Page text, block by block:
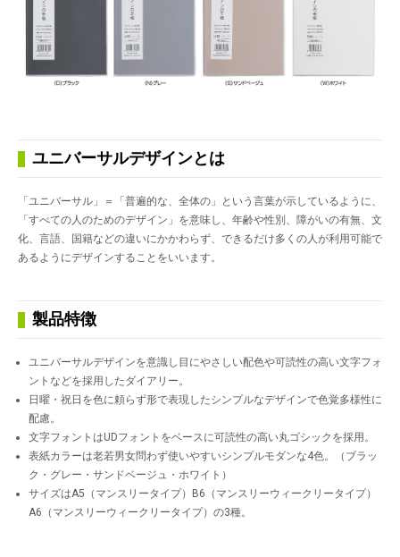
ユニバーサルデザインとは
「ユニバーサル」＝「普遍的な、全体の」という言葉が示しているように、
「すべての人のためのデザイン」を意味し、年齢や性別、障がいの有無、文
化、言語、国籍などの違いにかかわらず、できるだけ多くの人が利用可能で
あるようにデザインすることをいいます。
製品特徴
ユニバーサルデザインを意識し目にやさしい配色や可読性の高い文字フォ
ントなどを採用したダイアリー。
日曜・祝日を色に頼らず形で表現したシンプルなデザインで色覚多様性に
配慮。
文字フォントはUDフォントをベースに可読性の高い丸ゴシックを採用。
表紙カラーは老若男女問わず使いやすいシンプルモダンな4色。（ブラッ
ク・グレー・サンドベージュ・ホワイト）
サイズはA5（マンスリータイプ）B6（マンスリーウィークリータイプ）
A6（マンスリーウィークリータイプ）の3種。